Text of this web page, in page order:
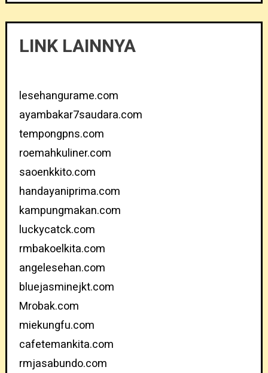
LINK LAINNYA
lesehangurame.com
ayambakar7saudara.com
tempongpns.com
roemahkuliner.com
saoenkkito.com
handayaniprima.com
kampungmakan.com
luckycatck.com
rmbakoelkita.com
angelesehan.com
bluejasminejkt.com
Mrobak.com
miekungfu.com
cafetemankita.com
rmjasabundo.com